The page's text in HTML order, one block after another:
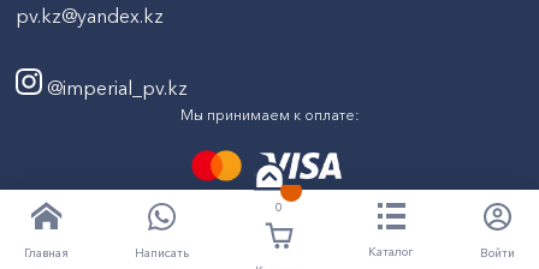
Главная Написать
0
Каталог Войти
pv.kz@yandex.kz
@imperial_pv.kz
Мы принимаем к оплате:
Все права защищены © ТД "Империал" 2020- 2026